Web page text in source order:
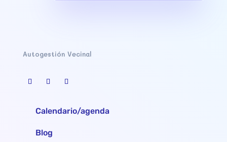
Autogestión Vecinal
Calendario/agenda
Blog